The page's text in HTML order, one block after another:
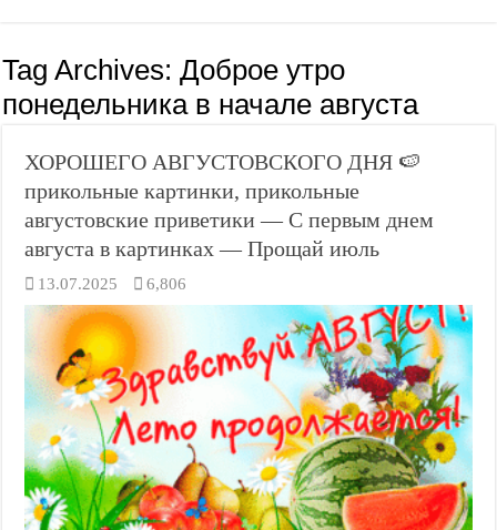
Tag Archives:Доброе утро
понедельника в начале августа
ХОРОШЕГО АВГУСТОВСКОГО ДНЯ 🍉
прикольные картинки, прикольные
августовские приветики — С первым днем
августа в картинках — Прощай июль
13.07.2025 6,806